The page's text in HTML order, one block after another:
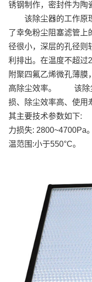
锈钢制作，密封件为陶
该除尘器的工作原
了幸免粉尘阻塞滤管上
径很小，深层的孔径则
利排出。在温度不超过
附聚四氟乙烯微孔薄膜
高除尘效率。
该除
损、除尘效率高、使用
其主要技术参数如下:
力损失: 2800~4700Pa
温范围:小于550°C。